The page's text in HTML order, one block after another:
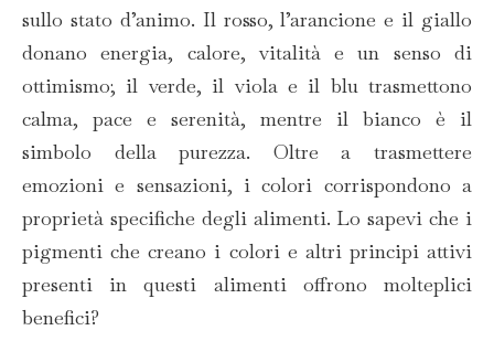
sullo stato d’animo. Il rosso, l’arancione e il giallo
donano energia, calore, vitalità e un senso di
ottimismo; il verde, il viola e il blu trasmettono
calma, pace e serenità, mentre il bianco è il
simbolo della purezza. Oltre a trasmettere
emozioni e sensazioni, i colori corrispondono a
proprietà specifiche degli alimenti. Lo sapevi che i
pigmenti che creano i colori e altri principi attivi
presenti in questi alimenti offrono molteplici
benefici?